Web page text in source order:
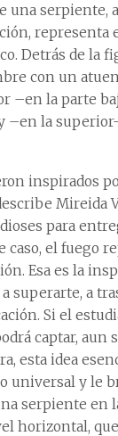
una serpiente,
representa
Detrás de la
con un
–en la parte
–en la
inspirados
Mireida
para
caso, el fuego
Esa es la
superarte, a
Si el
captar, aun
esta idea
universal y le
serpiente en
horizontal,